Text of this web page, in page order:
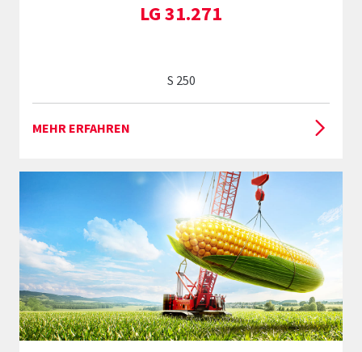
LG 31.271
S 250
MEHR ERFAHREN